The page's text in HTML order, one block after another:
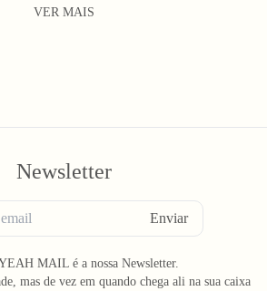
VER MAIS
Newsletter
Enviar
MAIL é a nossa Newsletter.
mas de vez em quando chega ali na sua caixa